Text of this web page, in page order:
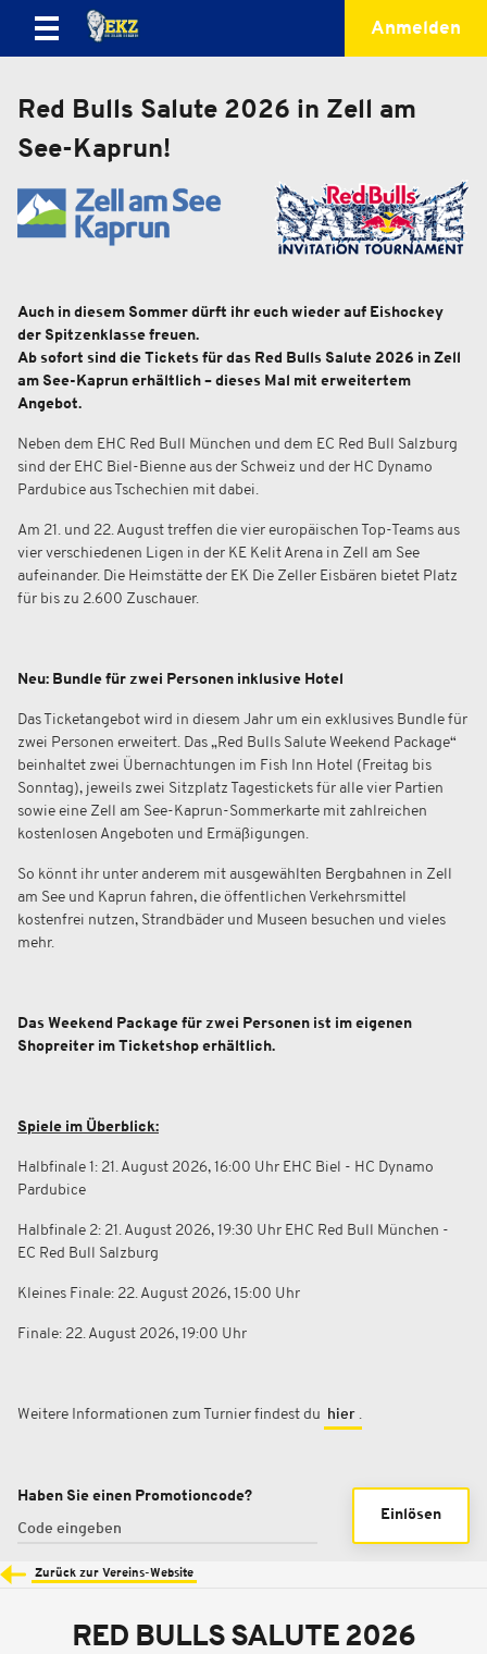
Anmelden
Red Bulls Salute 2026 in Zell am
See-Kaprun!
Auch in diesem Sommer dürft ihr euch wieder auf Eishockey
der Spitzenklasse freuen.
Ab sofort sind die Tickets für das Red Bulls Salute 2026 in Zell
am See-Kaprun erhältlich – dieses Mal mit erweitertem
Angebot.
Neben dem EHC Red Bull München und dem EC Red Bull Salzburg
sind der EHC Biel-Bienne aus der Schweiz und der HC Dynamo
Pardubice aus Tschechien mit dabei.
Am 21. und 22. August treffen die vier europäischen Top-Teams aus
vier verschiedenen Ligen in der KE Kelit Arena in Zell am See
aufeinander. Die Heimstätte der EK Die Zeller Eisbären bietet Platz
für bis zu 2.600 Zuschauer.
Neu: Bundle für zwei Personen inklusive Hotel
Das Ticketangebot wird in diesem Jahr um ein exklusives Bundle für
zwei Personen erweitert. Das „Red Bulls Salute Weekend Package“
beinhaltet zwei Übernachtungen im Fish Inn Hotel (Freitag bis
Sonntag), jeweils zwei Sitzplatz Tagestickets für alle vier Partien
sowie eine Zell am See-Kaprun-Sommerkarte mit zahlreichen
kostenlosen Angeboten und Ermäßigungen.
So könnt ihr unter anderem mit ausgewählten Bergbahnen in Zell
am See und Kaprun fahren, die öffentlichen Verkehrsmittel
kostenfrei nutzen, Strandbäder und Museen besuchen und vieles
mehr.
Das Weekend Package für zwei Personen ist im eigenen
Shopreiter im Ticketshop erhältlich.
Spiele im Überblick:
Halbfinale 1: 21. August 2026, 16:00 Uhr EHC Biel - HC Dynamo
Pardubice
Halbfinale 2: 21. August 2026, 19:30 Uhr EHC Red Bull München -
EC Red Bull Salzburg
Kleines Finale: 22. August 2026, 15:00 Uhr
Finale: 22. August 2026, 19:00 Uhr
Weitere Informationen zum Turnier findest du hier .
Haben Sie einen Promotioncode?
Einlösen
Zurück zur Vereins-Website
RED BULLS SALUTE 2026